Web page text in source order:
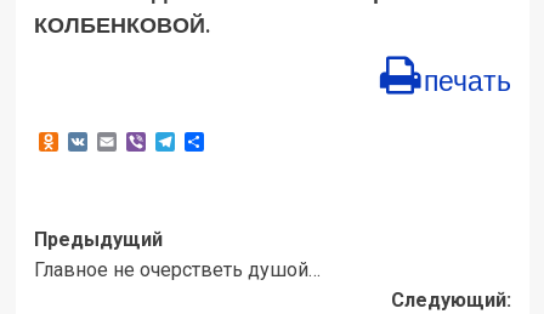
КОЛБЕНКОВОЙ.
печать
Odnoklassniki
VKEmailViberTelegram
Отправить
Навигация
записи
Предыдущий
Главное не очерстветь душой…
Следующий: